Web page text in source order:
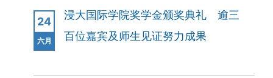
24
六月
浸大国际学院奖学金颁奖典礼 逾三
百位嘉宾及师生见证努力成果